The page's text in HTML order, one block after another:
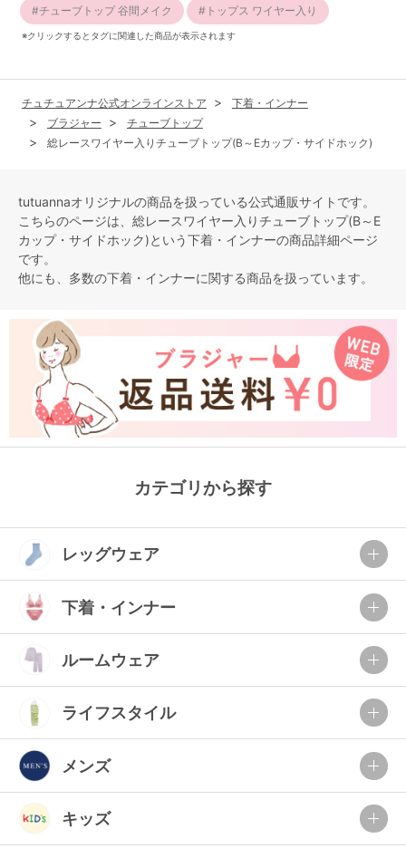
チューブトップ 谷間メイク トップス ワイヤー入り
※クリックするとタグに関連した商品が表示されます
チュチュアンナ公式オンラインストア
下着・インナー
ブラジャー
チューブトップ
総レースワイヤー入りチューブトップ(B～Eカップ・サイドホック)
tutuannaオリジナルの商品を扱っている公式通販サイトです。
こちらのページは、総レースワイヤー入りチューブトップ(B～E
カップ・サイドホック)という下着・インナーの商品詳細ページ
です。
他にも、多数の下着・インナーに関する商品を扱っています。
カテゴリから探す
レッグウェア
下着・インナー
ルームウェア
ライフスタイル
メンズ
キッズ